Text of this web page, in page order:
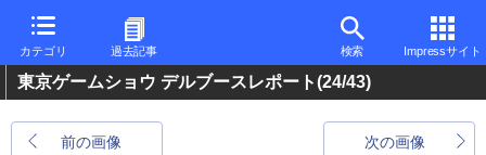
カテゴリ 過去記事 検索 Impressサイト
東京ゲームショウ デルブースレポート(24/43)
前の画像 次の画像